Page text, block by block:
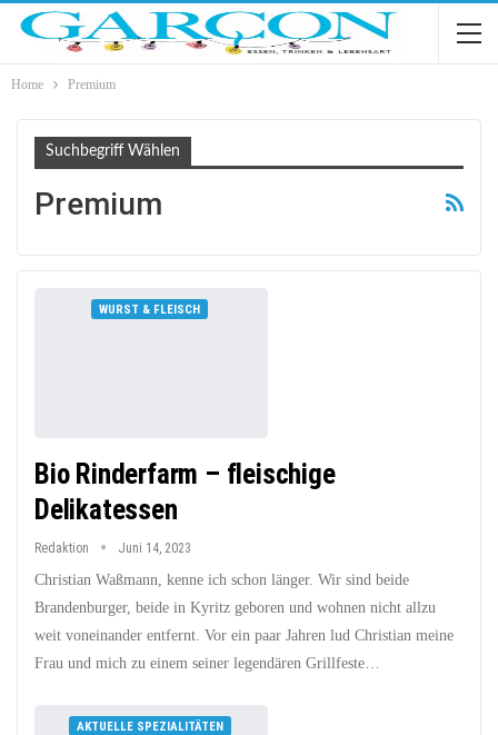
Home Premium
Suchbegriff Wählen
Premium
WURST & FLEISCH
Bio Rinderfarm – fleischige
Delikatessen
Redaktion Juni 14, 2023
Christian Waßmann, kenne ich schon länger. Wir sind beide
Brandenburger, beide in Kyritz geboren und wohnen nicht allzu
weit voneinander entfernt. Vor ein paar Jahren lud Christian meine
Frau und mich zu einem seiner legendären Grillfeste…
AKTUELLE SPEZIALITÄTEN